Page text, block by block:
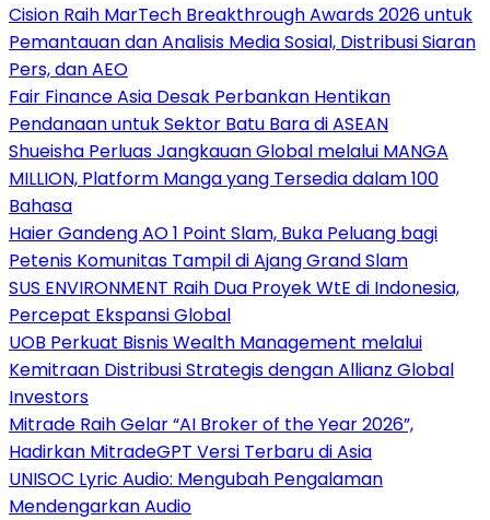
Cision Raih MarTech Breakthrough Awards 2026 untuk
Pemantauan dan Analisis Media Sosial, Distribusi Siaran
Pers, dan AEO
Fair Finance Asia Desak Perbankan Hentikan
Pendanaan untuk Sektor Batu Bara di ASEAN
Shueisha Perluas Jangkauan Global melalui MANGA
MILLION, Platform Manga yang Tersedia dalam 100
Bahasa
Haier Gandeng AO 1 Point Slam, Buka Peluang bagi
Petenis Komunitas Tampil di Ajang Grand Slam
SUS ENVIRONMENT Raih Dua Proyek WtE di Indonesia,
Percepat Ekspansi Global
UOB Perkuat Bisnis Wealth Management melalui
Kemitraan Distribusi Strategis dengan Allianz Global
Investors
Mitrade Raih Gelar “AI Broker of the Year 2026”,
Hadirkan MitradeGPT Versi Terbaru di Asia
UNISOC Lyric Audio: Mengubah Pengalaman
Mendengarkan Audio